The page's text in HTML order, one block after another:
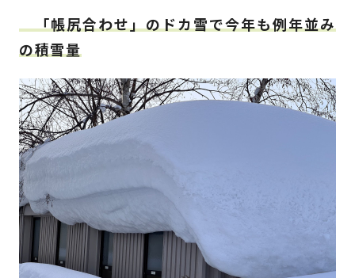
「帳尻合わせ」のドカ雪で今年も例年並み
の積雪量